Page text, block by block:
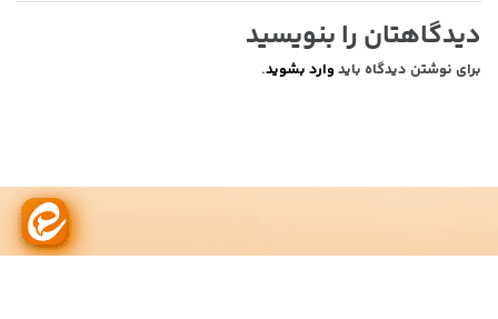
دیدگاهتان را بنویسید
برای نوشتن دیدگاه باید وارد بشوید.